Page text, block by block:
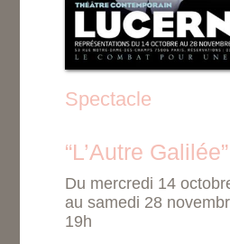
Spectacle
“L’Autre Galilée”
Du mercredi 14
au samedi 28
19h